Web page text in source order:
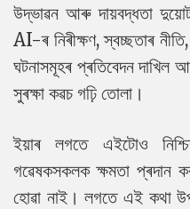
উদ্ভাৱন আৰু দায়বদ্ধতা
AI-ৰ নিৰীক্ষণ, স্বচ্ছতাৰ
ঘটনাসমূহৰ প্ৰতিবেদন
সুৰক্ষা কৱচ গঢ়ি তোলা।
ইয়াৰ লগতে এইটোও
গৱেষকসকলক ক্ষমতা প্ৰদান
হোৱা নাই। লগতে এই কথা